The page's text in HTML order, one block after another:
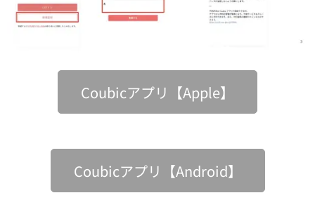
Coubicアプリ【Apple】
Coubicアプリ【Android】